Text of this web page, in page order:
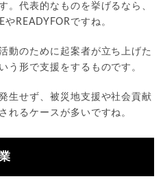
。代表的なものを挙げるなら、
READYFORですね。
動のために起案者が立ち上げた
う形で支援をするものです。
生せず、被災地支援や社会貢献
れるケースが多いですね。